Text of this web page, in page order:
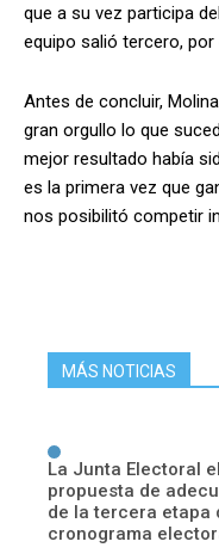
que a su vez participa
equipo salió tercero, por
Antes de concluir,
gran orgullo lo que
mejor resultado había
es la primera vez que
nos posibilitó competir
MÁS NOTICIAS
La Junta Electoral
propuesta de
de la tercera etapa
cronograma